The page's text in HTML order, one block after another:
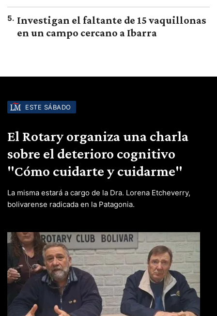
5. Investigan el faltante de 15 vaquillonas
en un campo cercano a Ibarra
ESTE SÁBADO
El Rotary organiza una charla
sobre el deterioro cognitivo
"Cómo cuidarte y cuidarme"
La misma estará a cargo de la Dra. Lorena Etcheverry,
bolivarense radicada en la Patagonia.